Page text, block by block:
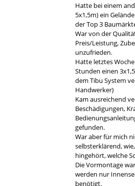
Hatte bei einem
5x1,5m) ein
der Top 3
War von der
Preis/Leistung,
unzufrieden.
Hatte letztes
Stunden einen
dem Tibu System
Handwerker)
Kam ausreichend
Beschädigungen,
gefunden.
War aber für mich
selbsterklärend,
hingehört, welche
Die Vormontage
werden nur
benötigt.